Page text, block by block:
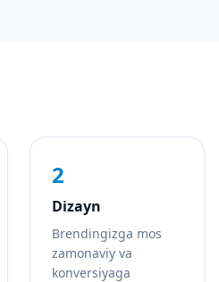
2
Dizayn
Brendingizga mos
zamonaviy va
konversiyaga